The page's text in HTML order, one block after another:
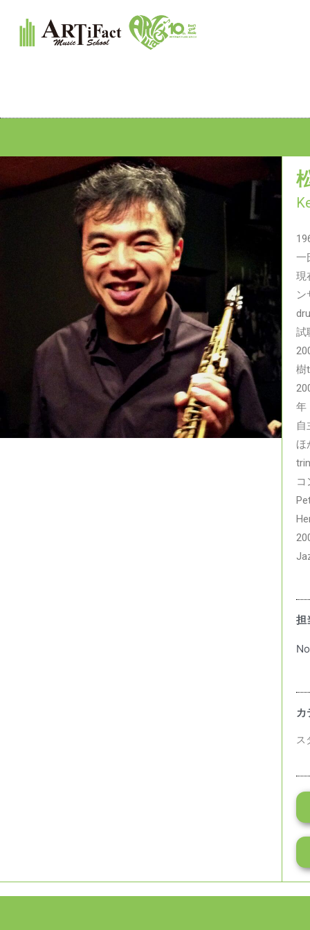
一
現
ン
試
樹
年
自
ほ
コ
担
カ
ス